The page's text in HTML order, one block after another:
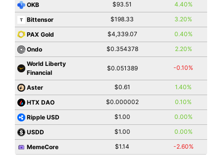
OKB $93.51 4.40%
Bittensor $198.33 3.20%
PAX Gold $4,339.07 0.40%
Ondo $0.354378
2.20%
World Liberty
Financial
$0.051389 -0.10%
Aster $0.61 1.40%
HTX DAO $0.000002 0.10%
Ripple USD $1.00 0.00%
USDD $1.00 0.00%
MemeCore $1.14 -2.60%